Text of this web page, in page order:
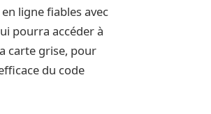
ligne fiables avec
pourra accéder à
carte grise, pour
du code